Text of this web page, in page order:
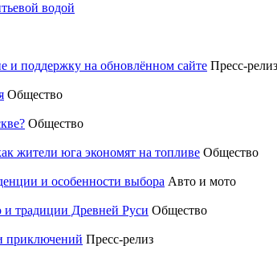
водой
и поддержку на обновлённом сайте Пресс-релиз
Общество
Общество
жители юга экономят на топливе Общество
и особенности выбора Авто и мото
традиции Древней Руси Общество
приключений Пресс-релиз